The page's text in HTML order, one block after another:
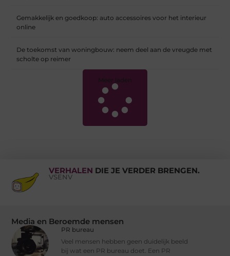
Gemakkelijk en goedkoop: auto accessoires voor het interieur
online
De toekomst van woningbouw: neem deel aan de vreugde met
scholte op reimer
Meer laden
VERHALEN DIE JE VERDER BRENGEN.
VSENV
Media en Beroemde mensen
PR bureau
Veel mensen hebben geen duidelijk beeld
bij wat een PR bureau doet. Een PR